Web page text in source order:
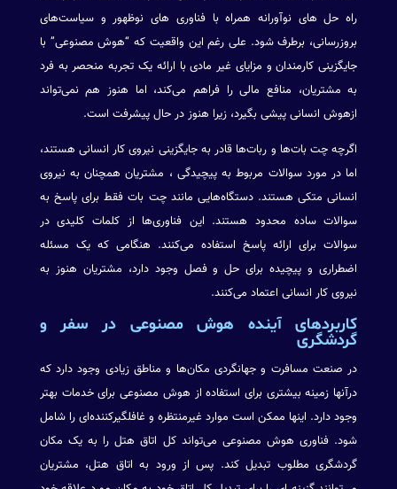
راه حل های نوآورانه همراه با فناوری های نوظهور و سیاست‌های
بروزرسانی، برطرف شود. علی رغم این واقعیت که “هوش مصنوعی” با
جایگزینی کارمندان و مزایای غیر مادی با ارائه یک تجربه منحصر به فرد
به مشتریان، منافع مالی را فراهم می‌کند، اما هنوز هم نمی‌تواند
ازهوش انسانی پیشی بگیرد، زیرا هنوز در حال پیشرفت است.
اگرچه چت بات‌ها و ربات‌ها قادر به جایگزینی نیروی کار انسانی هستند،
اما در مورد سوالات مربوط به پیچیدگی ، مشتریان همچنان به نیروی
انسانی متکی هستند. دستگاه‌هایی مانند چت بات فقط برای پاسخ به
سوالات ساده محدود هستند. این فناوری‌ها از کلمات کلیدی در
سوالات برای ارائه پاسخ استفاده می‌کنند. هنگامی که یک مسئله
اضطراری و پیچیده برای حل و فصل وجود دارد، مشتریان هنوز به
نیروی کار انسانی اعتماد می‌کنند.
کاربردهای آینده هوش مصنوعی در سفر و
گردشگری
در صنعت مسافرت و جهانگردی مکان‌ها و مناطق زیادی وجود دارد که
درآنها زمینه بیشتری برای استفاده از هوش مصنوعی برای خدمات بهتر
وجود دارد. اینها ممکن است موارد غیرمنتظره و غافلگیرکننده‌ای را شامل
شود. فناوری هوش مصنوعی می‌تواند کل اتاق هتل را به یک مکان
گردشگری مطلوب تبدیل کند. پس از ورود به اتاق هتل، مشتریان